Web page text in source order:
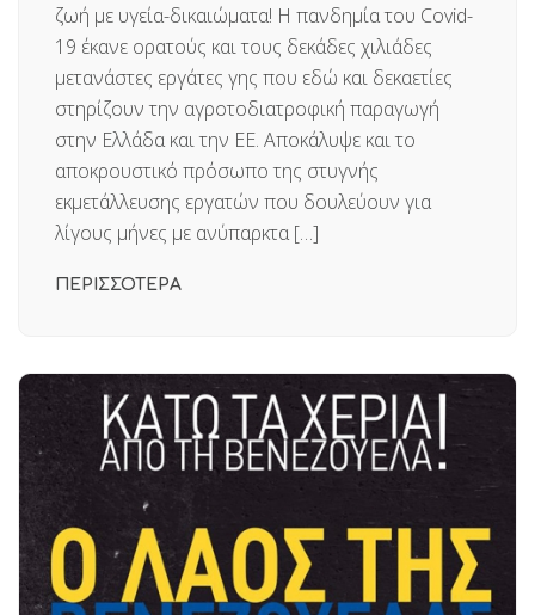
ζωή με υγεία-δικαιώματα! Η πανδημία του Covid-
19 έκανε ορατούς και τους δεκάδες χιλιάδες
μετανάστες εργάτες γης που εδώ και δεκαετίες
στηρίζουν την αγροτοδιατροφική παραγωγή
στην Ελλάδα και την ΕΕ. Αποκάλυψε και το
αποκρουστικό πρόσωπο της στυγνής
εκμετάλλευσης εργατών που δουλεύουν για
λίγους μήνες με ανύπαρκτα […]
ΠΕΡΙΣΣΟΤΕΡΑ